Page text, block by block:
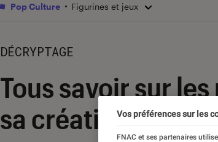
Pop Culture Figurines et jeux
DÉCRYPTAGE
Tous savoir sur
sa créativitéVos préférences sur les
FNAC et ses partenaires